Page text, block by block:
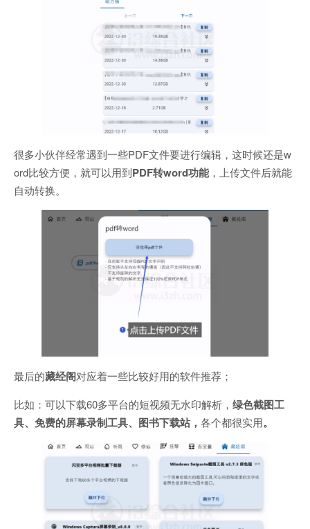
很多小伙伴经常遇到一些PDF文件要进行编辑，这时候还是w
ord比较方便，就可以用到PDF转word功能，上传文件后就能
自动转换。
最后的藏经阁对应着一些比较好用的软件推荐；
比如：可以下载60多平台的短视频无水印解析， 绿色截图工
具、免费的屏幕录制工具、图书下载站， 各个都很实用。